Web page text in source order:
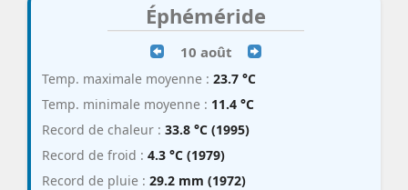
Éphéméride
10 août
Temp. maximale moyenne : 23.7 °C
Temp. minimale moyenne : 11.4 °C
Record de chaleur : 33.8 °C (1995)
Record de froid : 4.3 °C (1979)
Record de pluie : 29.2 mm (1972)